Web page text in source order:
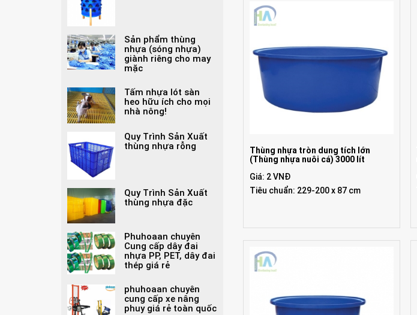
Thùng nhựa tròn dung tích lớn
(Thùng nhựa nuôi cá) 3000 lít
Giá: 2 VNĐ
Tiêu chuẩn: 229-200 x 87 cm
Sản phẩm thùng
nhựa (sóng nhựa)
giành riêng cho may
mặc
Tấm nhựa lót sàn
heo hữu ích cho mọi
nhà nông!
Quy Trình Sản Xuất
thùng nhựa rỗng
Quy Trình Sản Xuất
thùng nhựa đặc
Phuhoaan chuyên
Cung cấp dây đai
nhựa PP, PET, dây đai
thép giá rẻ
phuhoaan chuyên
cung cấp xe nâng
phuy giá rẻ toàn quốc